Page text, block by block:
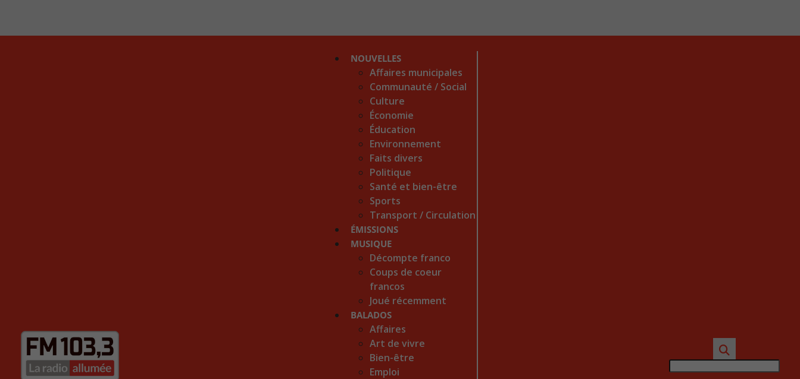
NOUVELLES
Affaires municipales
Communauté / Social
Culture
Économie
Éducation
Environnement
Faits divers
Politique
Santé et bien-être
Sports
Transport / Circulation
ÉMISSIONS
MUSIQUE
Décompte franco
Coups de coeur
francos
Joué récemment
BALADOS
Affaires
Art de vivre
Bien-être
Emploi